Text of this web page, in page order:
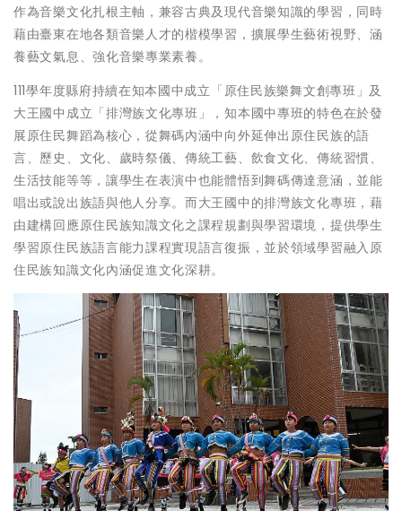
作為音樂文化扎根主軸，兼容古典及現代音樂知識的學習，同時
藉由臺東在地各類音樂人才的楷模學習，擴展學生藝術視野、涵
養藝文氣息、強化音樂專業素養。
111學年度縣府持續在知本國中成立「原住民族樂舞文創專班」及
大王國中成立「排灣族文化專班」，知本國中專班的特色在於發
展原住民舞蹈為核心，從舞碼內涵中向外延伸出原住民族的語
言、歷史、文化、歲時祭儀、傳統工藝、飲食文化、傳統習慣、
生活技能等等，讓學生在表演中也能體悟到舞碼傳達意涵，並能
唱出或說出族語與他人分享。而大王國中的排灣族文化專班，藉
由建構回應原住民族知識文化之課程規劃與學習環境，提供學生
學習原住民族語言能力課程實現語言復振，並於領域學習融入原
住民族知識文化內涵促進文化深耕。